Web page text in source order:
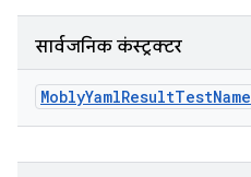
सार्वजनिक कंस्ट्रक्टर
MoblyYamlResultTestName